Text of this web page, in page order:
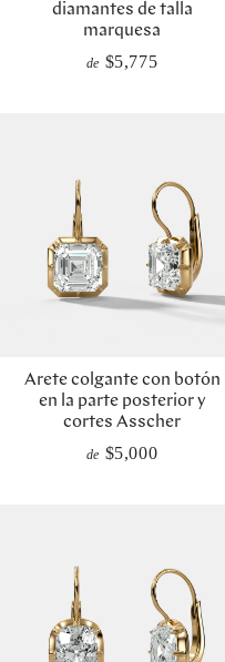
diamantes de talla
marquesa
de $5,775
Arete colgante con botón
en la parte posterior y
cortes Asscher
de $5,000